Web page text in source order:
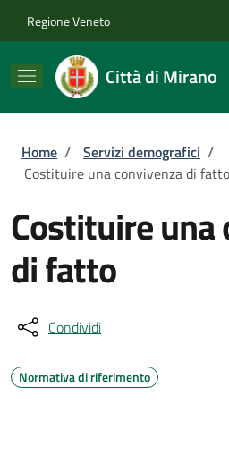
Regione Veneto
Città di Mirano
Briciole di pane
Home / Servizi demografici /
Costituire una convivenza di fatto
Costituire una
di fatto
Condividi
Normativa di riferimento